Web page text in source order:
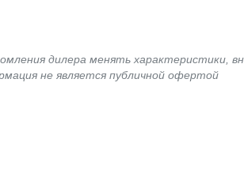
дилера менять характеристики,
не является публичной офертой